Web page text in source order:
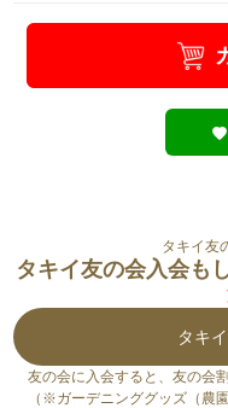
タキイ友
タキイ友の会入会も
タキ
友の会に入会すると、友の会
（※ガーデニンググッズ（農